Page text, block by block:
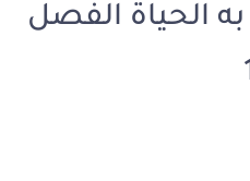
به الحياة الفصل